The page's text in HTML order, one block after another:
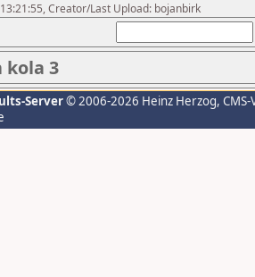
Creator/Last Upload: bojanbirk
kola 3
Server© 2006-2026 Heinz Herzog,